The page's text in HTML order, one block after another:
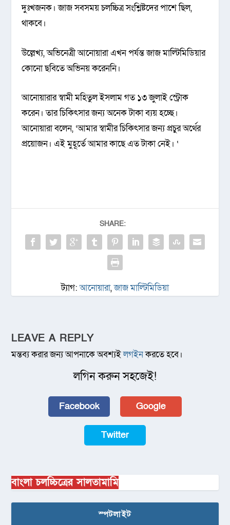
দুঃখজনক। জাজ সবসময় চলচ্চিত্র সংশ্লিষ্টদের পাশে ছিল,
থাকবে।
উল্লেখ্য, অভিনেত্রী আনোয়ারা এখন পর্যন্ত জাজ মাল্টিমিডিয়ার
কোনো ছবিতে অভিনয় করেননি।
আনোয়ারার স্বামী মহিতুল ইসলাম গত ১৩ জুলাই স্ট্রোক
করেন। তার চিকিৎসার জন্য অনেক টাকা ব্যয় হচ্ছে।
আনোয়ারা বলেন, ‘আমার স্বামীর চিকিৎসার জন্য প্রচুর অর্থের
প্রয়োজন। এই মুহূর্তে আমার কাছে এত টাকা নেই। ‘
SHARE:
ট্যাগ:আনোয়ারা,জাজ মাল্টিমিডিয়া
LEAVE A REPLY
মন্তব্য করার জন্য আপনাকে অবশ্যইলগইনকরতে হবে।
লগিন করুন সহজেই!
Facebook Google
Twitter
বাংলা চলচ্চিত্রের সালতামামি
স্পটলাইট